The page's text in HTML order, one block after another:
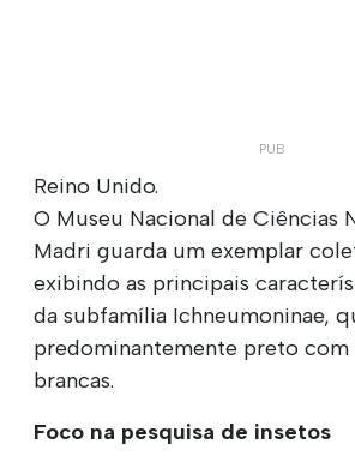
Reino Unido.
O Museu Nacional de Ciências
Madri guarda um exemplar
exibindo as principais
da subfamília Ichneumoninae,
predominantemente preto com
brancas.
Foco na pesquisa de insetos